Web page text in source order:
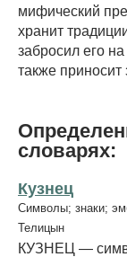
мифический
хранит
забросил его
также приносит
словарях:
Кузнец
Символы; знаки;
Телицын
КУЗНЕЦ —